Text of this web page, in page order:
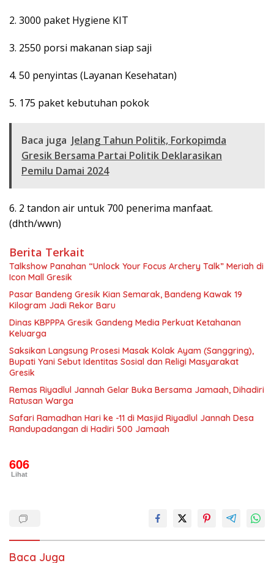
2. 3000 paket Hygiene KIT
3. 2550 porsi makanan siap saji
4. 50 penyintas (Layanan Kesehatan)
5. 175 paket kebutuhan pokok
Baca juga Jelang Tahun Politik, Forkopimda
Gresik Bersama Partai Politik Deklarasikan
Pemilu Damai 2024
6. 2 tandon air untuk 700 penerima manfaat.
(dhth/wwn)
Berita Terkait
Talkshow Panahan “Unlock Your Focus Archery Talk” Meriah di
Icon Mall Gresik
Pasar Bandeng Gresik Kian Semarak, Bandeng Kawak 19
Kilogram Jadi Rekor Baru
Dinas KBPPPA Gresik Gandeng Media Perkuat Ketahanan
Keluarga
Saksikan Langsung Prosesi Masak Kolak Ayam (Sanggring),
Bupati Yani Sebut Identitas Sosial dan Religi Masyarakat
Gresik
Remas Riyadlul Jannah Gelar Buka Bersama Jamaah, Dihadiri
Ratusan Warga
Safari Ramadhan Hari ke -11 di Masjid Riyadlul Jannah Desa
Randupadangan di Hadiri 500 Jamaah
606
Lihat
Baca Juga